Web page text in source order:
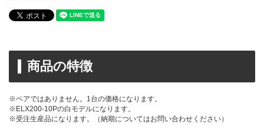
商品の特徴
※ペアではありません。1台の価格になります。
※ELX200-10Pの白モデルになります。
※受注生産品になります。（納期についてはお問い合わせください）